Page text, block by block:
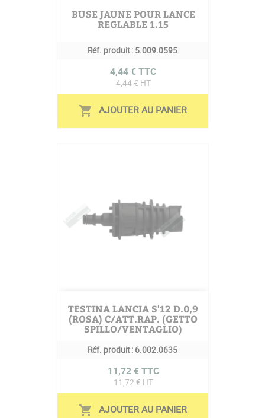
BUSE JAUNE POUR LANCE
REGLABLE 1.15
Réf. produit : 5.009.0595
Prix
4,44 € TTC
4,44 € HT
shopping_cart AJOUTER AU PANIER
TESTINA LANCIA S'12 D.0,9
(ROSA) C/ATT.RAP. (GETTO
SPILLO/VENTAGLIO)
Réf. produit : 6.002.0635
Prix
11,72 € TTC
11,72 € HT
shopping_cart AJOUTER AU PANIER